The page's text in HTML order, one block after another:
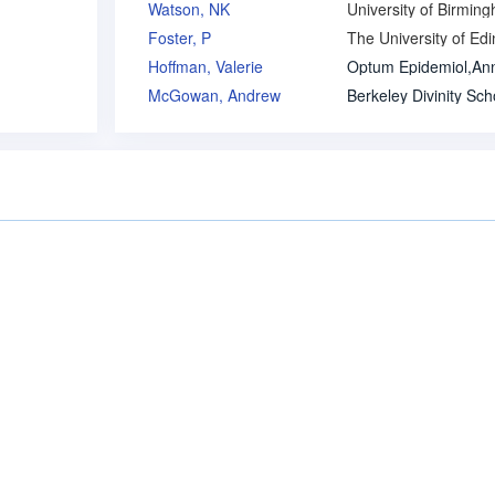
Watson, NK
University of
Foster, P
Hoffman, Valerie
McGowan, Andrew